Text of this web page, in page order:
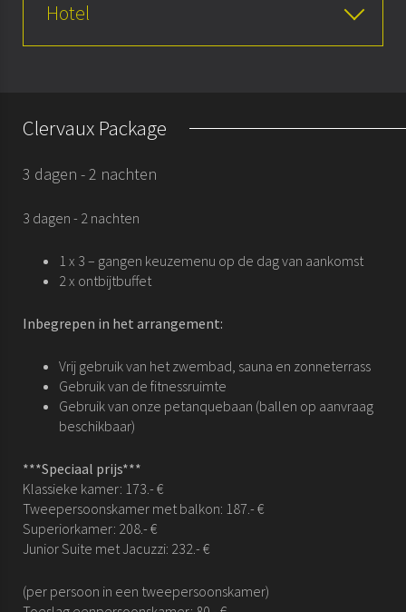
Hotel
Historie
Clervaux Package
3 dagen - 2 nachten
3 dagen - 2 nachten
1 x 3 – gangen keuzemenu op de dag van aankomst
2 x ontbijtbuffet
Inbegrepen in het arrangement:
Vrij gebruik van het zwembad, sauna en zonneterrass
Gebruik van de fitnessruimte
Gebruik van onze petanquebaan (ballen op aanvraag
beschikbaar)
***Speciaal prijs***
Klassieke kamer: 173.- €
Tweepersoonskamer met balkon: 187.- €
Superiorkamer: 208.- €
Junior Suite met Jacuzzi: 232.- €
(per persoon in een tweepersoonskamer)